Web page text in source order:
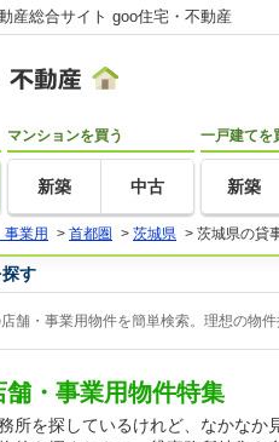
産総合サイト goo住宅・不動産
マンションを買う
新築 中古
一戸建てを
新築
事業用 > 首都圏 > 茨城県 > 茨城県の貸
す
舗・事業用物件を簡単検索。理想の物
・事業用物件特集
所を探しているけれど、なかなか